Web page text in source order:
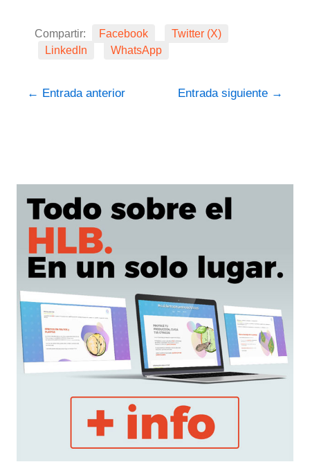
Compartir: Facebook
Twitter (X)
LinkedIn
WhatsApp
← Entrada anterior Entrada siguiente →